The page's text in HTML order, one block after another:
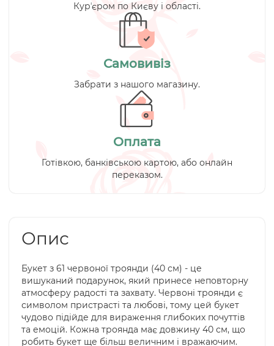
Курʼєром по Києву і області.
Самовивіз
Забрати з нашого магазину.
Оплата
Готівкою, банківською картою, або онлайн
переказом.
Опис
Букет з 61 червоної троянди (40 см) - це
вишуканий подарунок, який принесе неповторну
атмосферу радості та захвату. Червоні троянди є
символом пристрасті та любові, тому цей букет
чудово підійде для вираження глибоких почуттів
та емоцій. Кожна троянда має довжину 40 см, що
робить букет ще більш величним і вражаючим.